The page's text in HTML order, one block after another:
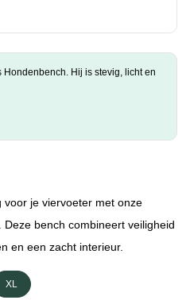
Hij is stevig, licht en
voor je viervoeter met onze
bench combineert veiligheid
en een zacht interieur.
XL